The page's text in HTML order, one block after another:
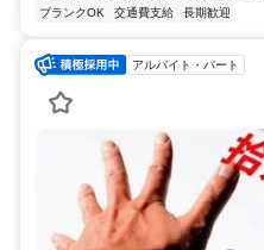
ブランクOK
交通費支給 長期歓迎
アルバイト・パート